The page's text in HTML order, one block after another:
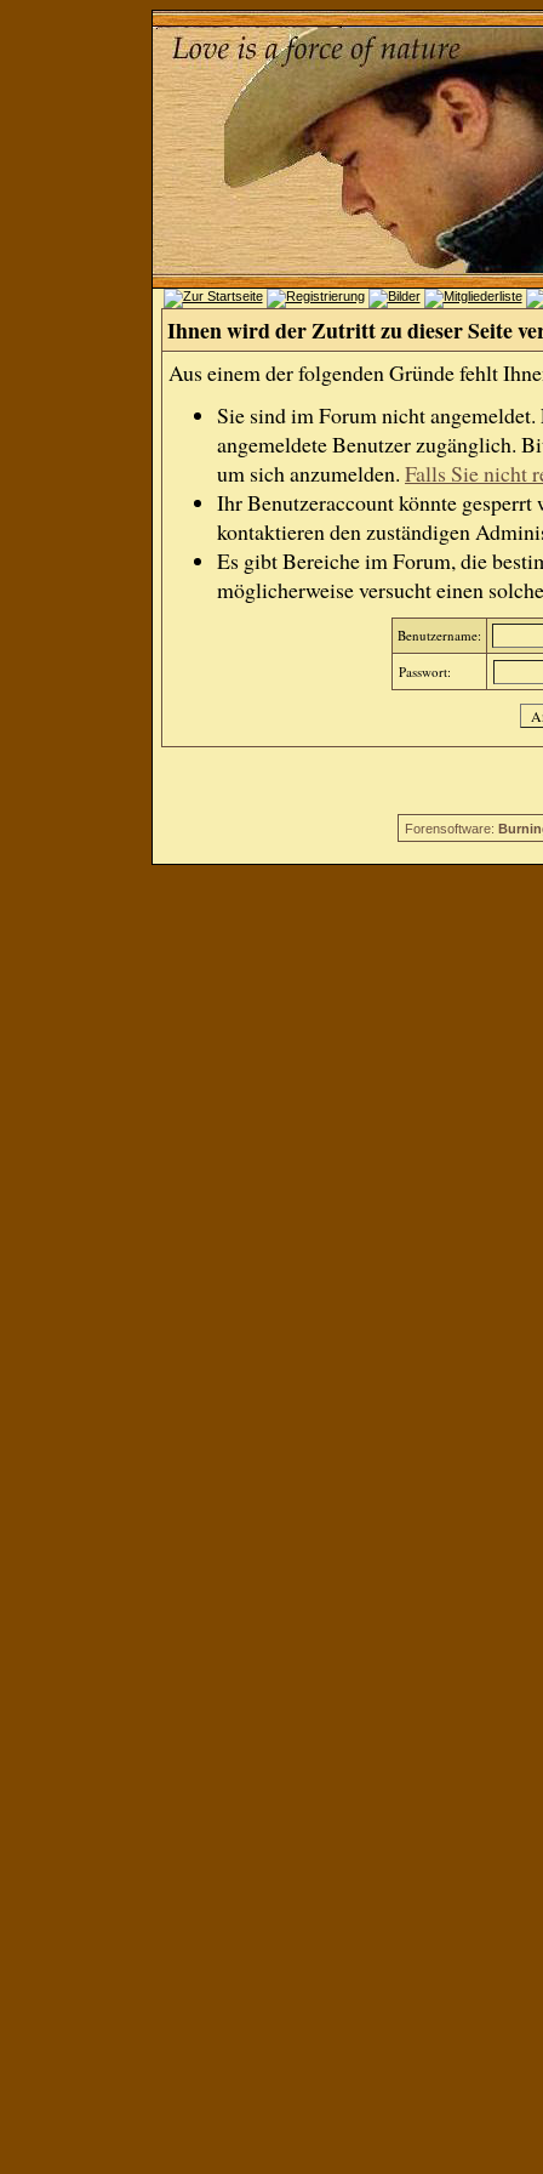
Ihnen wird der Zutritt zu dieser Seite
Aus einem der folgenden Gründe fehlt
Sie sind im Forum nicht
angemeldete Benutzer zugänglich.
um sich anzumelden. Falls Sie nicht
Ihr Benutzeraccount könnte gesperrt
kontaktieren den zuständigen
Es gibt Bereiche im Forum, die
möglicherweise versucht einen
Benutzername:
Passwort:
Forensoftware: